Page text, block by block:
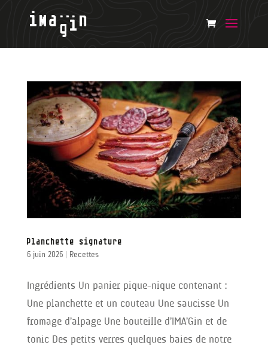
Planchette signature
6 juin 2026| Recettes
Ingrédients Un panier pique-nique contenant :
Une planchette et un couteau Une saucisse Un
fromage d’alpage Une bouteille d’IMA’Gin et de
tonic Des petits verres quelques baies de notre